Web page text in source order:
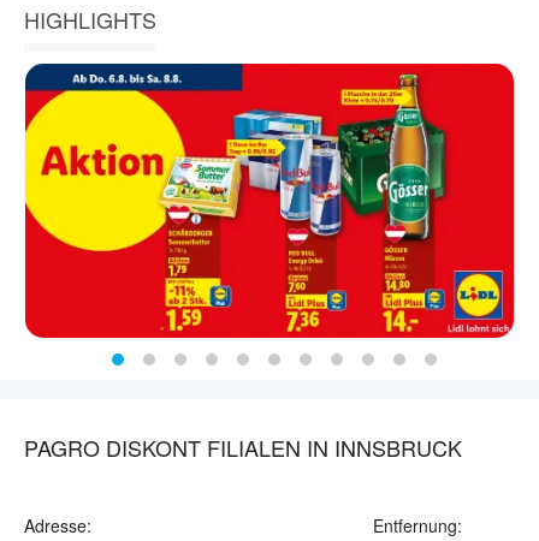
HIGHLIGHTS
PAGRO DISKONT FILIALEN IN INNSBRUCK
Adresse: Entfernung: